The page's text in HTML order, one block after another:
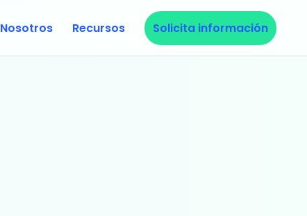
Nosotros Recursos Solicita información